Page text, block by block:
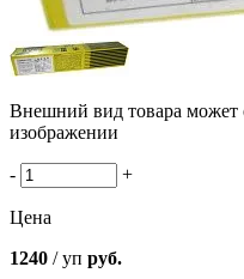
Внешний вид товара может
изображении
- +
Цена
1240 / уп руб.